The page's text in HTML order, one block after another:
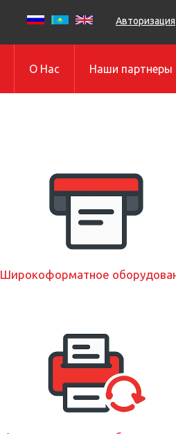
Авторизация
О Нас Наши партнеры
Широкоформатное